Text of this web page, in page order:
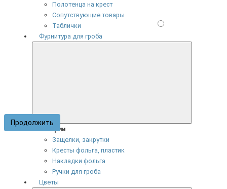
Полотенца на крест
Сопутствующие товары
Таблички
Фурнитура для гроба
Категории
Защелки, закрутки
Кресты фольга, пластик
Накладки фольга
Ручки для гроба
Цветы
Продолжить